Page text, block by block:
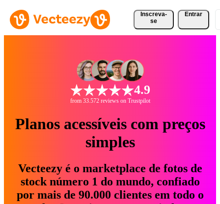
Inscreva-
se
Entrar
4.9
from 33.572 reviews on Trustpilot
Planos acessíveis com preços
simples
Vecteezy é o marketplace de fotos de
stock número 1 do mundo, confiado
por mais de 90.000 clientes em todo o